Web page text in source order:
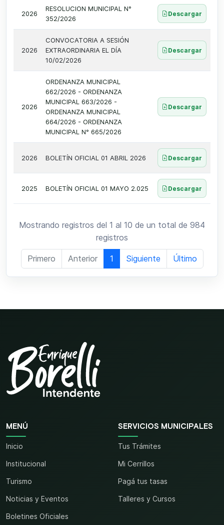
2026
RESOLUCION MUNICIPAL N°
352/2026
Descargar
2026
CONVOCATORIA A SESIÓN
EXTRAORDINARIA EL DÍA
10/02/2026
Descargar
2026
ORDENANZA MUNICIPAL
662/2026 - ORDENANZA
MUNICIPAL 663/2026 -
ORDENANZA MUNICIPAL
664/2026 - ORDENANZA
MUNICIPAL N° 665/2026
Descargar
2026 BOLETÍN OFICIAL 01 ABRIL 2026 Descargar
2025 BOLETÍN OFICIAL 01 MAYO 2.025 Descargar
Mostrando registros del 1 al 10 de un total de 984
registros
Primero Anterior 1 Siguiente Último
MENÚ
Inicio
Institucional
Turismo
Noticias y Eventos
Boletines Oficiales
SERVICIOS MUNICIPALES
Tus Trámites
Mi Cerrillos
Pagá tus tasas
Talleres y Cursos